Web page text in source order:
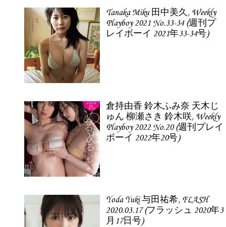
Tanaka Miku 田中美久, Weekly
Playboy 2021 No.33-34 (週刊プ
レイボーイ 2021年33-34号)
倉持由香 鈴木ふみ奈 天木じ
ゅん 柳瀬さき 鈴木咲, Weekly
Playboy 2022 No.20 (週刊プレイ
ボーイ 2022年20号)
Yoda Yuki 与田祐希, FLASH
2020.03.17 (フラッシュ 2020年3
月17日号)